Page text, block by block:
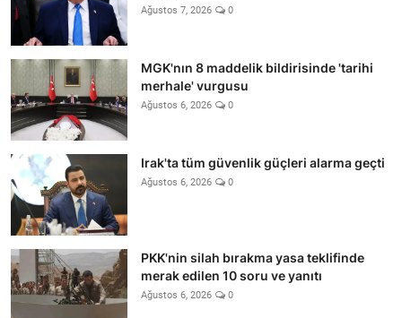
Ağustos 7, 2026 0
MGK'nın 8 maddelik bildirisinde 'tarihi
merhale' vurgusu
Ağustos 6, 2026 0
Irak'ta tüm güvenlik güçleri alarma geçti
Ağustos 6, 2026 0
PKK'nin silah bırakma yasa teklifinde
merak edilen 10 soru ve yanıtı
Ağustos 6, 2026 0